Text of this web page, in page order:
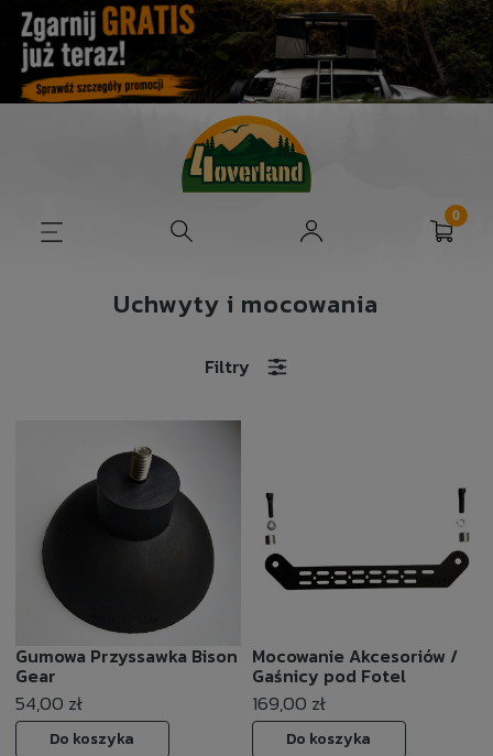
Uchwyty i mocowania
Filtry
Gumowa Przyssawka Bison
Gear
54,00 zł
Do koszyka
Mocowanie Akcesoriów /
Gaśnicy pod Fotel
169,00 zł
Do koszyka